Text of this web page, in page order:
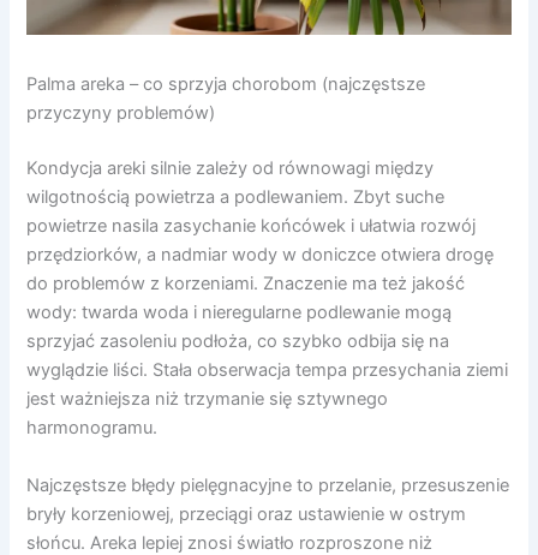
Palma areka – co sprzyja chorobom (najczęstsze
przyczyny problemów)
Kondycja areki silnie zależy od równowagi między
wilgotnością powietrza a podlewaniem. Zbyt suche
powietrze nasila zasychanie końcówek i ułatwia rozwój
przędziorków, a nadmiar wody w doniczce otwiera drogę
do problemów z korzeniami. Znaczenie ma też jakość
wody: twarda woda i nieregularne podlewanie mogą
sprzyjać zasoleniu podłoża, co szybko odbija się na
wyglądzie liści. Stała obserwacja tempa przesychania ziemi
jest ważniejsza niż trzymanie się sztywnego
harmonogramu.
Najczęstsze błędy pielęgnacyjne to przelanie, przesuszenie
bryły korzeniowej, przeciągi oraz ustawienie w ostrym
słońcu. Areka lepiej znosi światło rozproszone niż